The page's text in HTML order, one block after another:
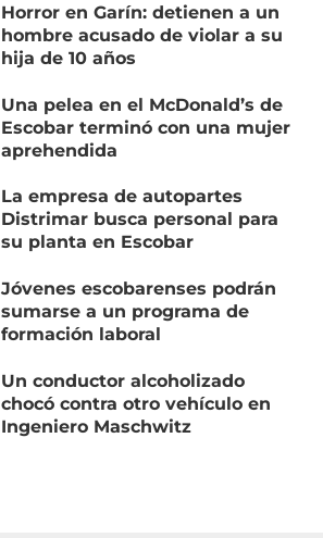
Horror en Garín: detienen a un
hombre acusado de violar a su
hija de 10 años
Una pelea en el McDonald’s de
Escobar terminó con una mujer
aprehendida
La empresa de autopartes
Distrimar busca personal para
su planta en Escobar
Jóvenes escobarenses podrán
sumarse a un programa de
formación laboral
Un conductor alcoholizado
chocó contra otro vehículo en
Ingeniero Maschwitz